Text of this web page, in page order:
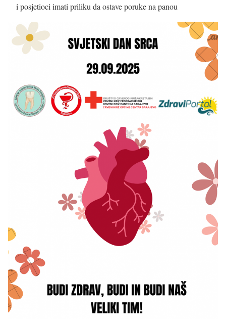
i posjetioci imati priliku da ostave poruke na panou